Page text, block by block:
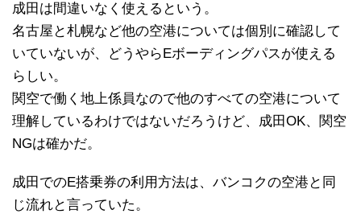
成田は間違いなく使えるという。
名古屋と札幌など他の空港については個別に確認して
いていないが、どうやらEボーディングパスが使える
らしい。
関空で働く地上係員なので他のすべての空港について
理解しているわけではないだろうけど、成田OK、関空
NGは確かだ。
成田でのE搭乗券の利用方法は、バンコクの空港と同
じ流れと言っていた。